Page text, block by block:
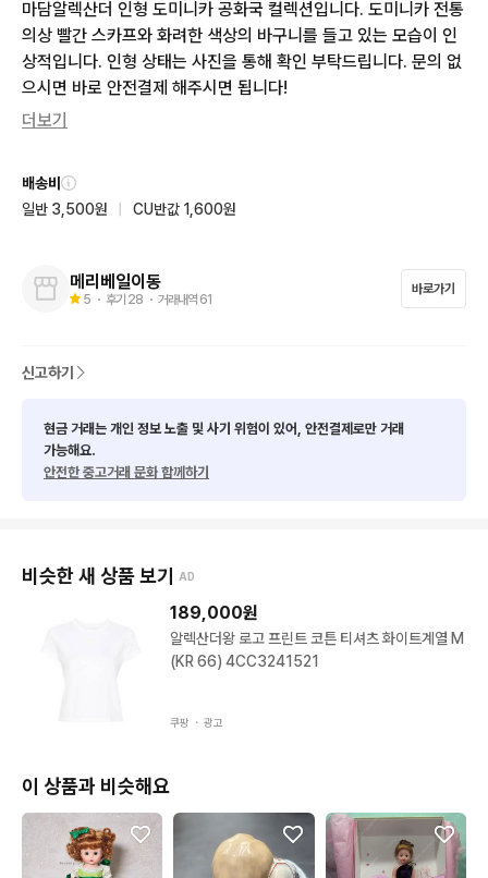
마담알렉산더 인형 도미니카 공화국 컬렉션입니다. 도미니카 전통
의상 빨간 스카프와 화려한 색상의 바구니를 들고 있는 모습이 인
상적입니다. 인형 상태는 사진을 통해 확인 부탁드립니다. 문의 없
으시면 바로 안전결제 해주시면 됩니다!
더보기
배송비
일반 3,500원
CU반값 1,600원
메리베일이동
5 ・ 후기 28 ・ 거래내역 61
바로가기
신고하기
현금 거래는 개인 정보 노출 및 사기 위험이 있어, 안전결제로만 거래
가능해요.
안전한 중고거래 문화 함께하기
비슷한 새 상품 보기 AD
189,000원
알렉산더왕 로고 프린트 코튼 티셔츠 화이트계열 M
(KR 66) 4CC3241521
쿠팡 ・ 광고
이 상품과 비슷해요